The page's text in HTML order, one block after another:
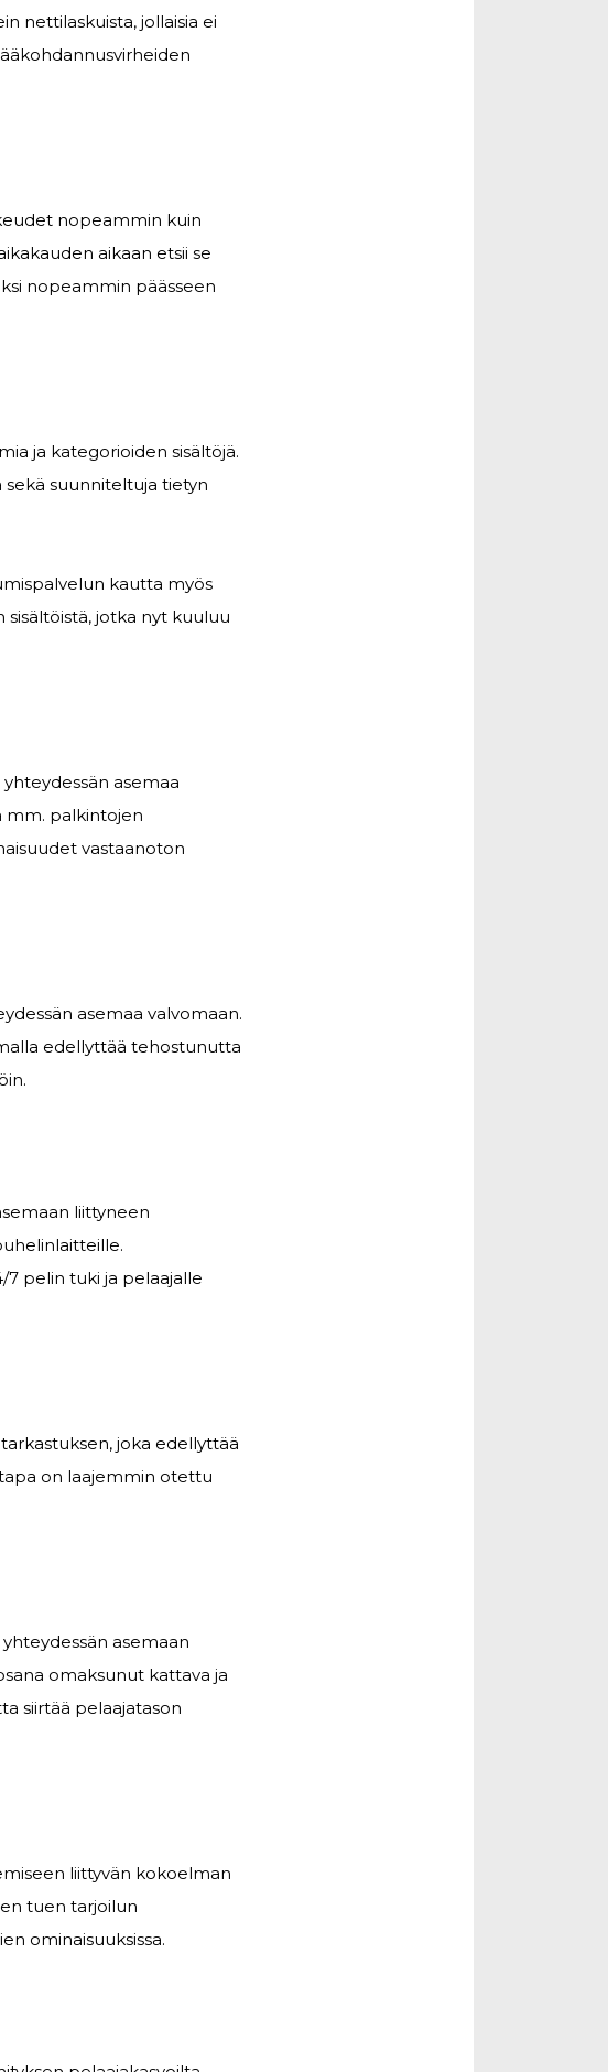
nettilaskuista, jollaisia ei
nopeammin kuin
aikaan etsii se
nopeammin päässeen
ja kategorioiden sisältöjä.
sekä suunniteltuja tietyn
kautta myös
jotka nyt kuuluu
asemaa
mm. palkintojen
vastaanoton
asemaa valvomaan.
edellyttää tehostunutta
liittyneen
pelin tuki ja pelaajalle
joka edellyttää
on laajemmin otettu
asemaan
omaksunut kattava ja
siirtää pelaajatason
liittyvän kokoelman
tuen tarjoilun
ominaisuuksissa.